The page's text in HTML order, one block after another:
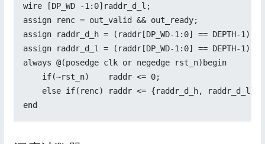
wire [DP_WD -1:0]raddr_d_l;
assign renc = out_valid && out_ready;
assign raddr_d_h = (raddr[DP_WD-1:0] == DEPTH-1) ?
assign raddr_d_l = (raddr[DP_WD-1:0] == DEPTH-1)
always @(posedge clk or negedge rst_n)begin
    if(~rst_n)    raddr <= 0;
    else if(renc) raddr <= {raddr_d_h, raddr_d_l};